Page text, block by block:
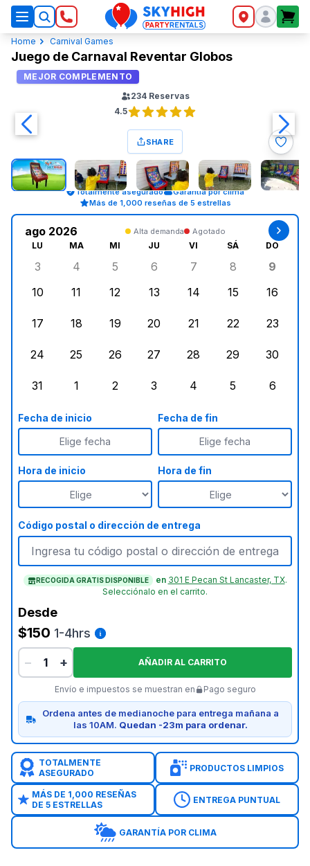
SkyHigh Logo
Home Carnival Games
Juego de Carnaval Reventar Globos
MEJOR COMPLEMENTO
234 Reservas
4.5
SHARE
Totalmente asegurado
Garantía por clima
Más de 1,000 reseñas de 5 estrellas
ago 2026 Alta demanda Agotado
LU MA MI JU VI SÁ DO
lunes, agosto 3, 2026
3
martes, agosto 4, 2026
4
miércoles, agosto 5, 2026
5
jueves, agosto 6, 2026
6
viernes, agosto 7,
7
sábado,
8 9
10
11
12
13
14
15
16
17
18
19
20
21
22
23
24
25
26
27
28
29
30
31
1
2
3
4
5
6
Fecha de inicio
Elige fecha
Fecha de fin
Elige fecha
Hora de inicio Hora de fin
Código postal o dirección de entrega
RECOGIDA GRATIS DISPONIBLE en 301 E Pecan St Lancaster, TX.
Selecciónalo en el carrito.
Desde
$150 1-4hrs
−
+ AÑADIR AL CARRITO
Envío e impuestos se muestran en Pago seguro
Ordena antes de medianoche para entrega mañana a
las 10AM. Quedan -23m para ordenar.
TOTALMENTE
ASEGURADO
PRODUCTOS LIMPIOS
MÁS DE 1,000 RESEÑAS
DE 5 ESTRELLAS
ENTREGA PUNTUAL
GARANTÍA POR CLIMA